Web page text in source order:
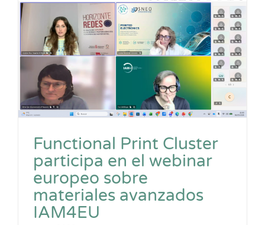
Functional Print Cluster
participa en el webinar
europeo sobre
materiales avanzados
IAM4EU